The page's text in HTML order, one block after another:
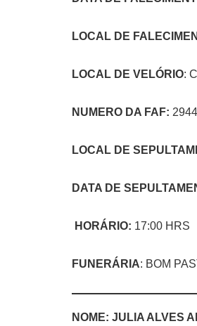
LOCAL DE
LOCAL DE VELÓRIO:
NUMERO DA FAF:
LOCAL DE
DATA DE
HORÁRIO: 17:00 HRS
FUNERÁRIA: BOM
NOME: JULIA ALVES